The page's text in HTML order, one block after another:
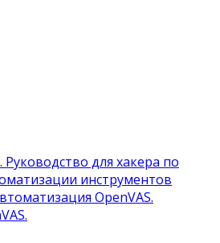
Руководство для хакера по
инструментов
OpenVAS.